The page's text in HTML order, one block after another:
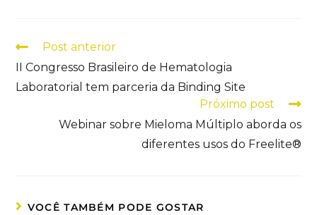
Post anterior
II Congresso Brasileiro de Hematologia
Laboratorial tem parceria da Binding Site
Próximo post
Webinar sobre Mieloma Múltiplo aborda os
diferentes usos do Freelite®
VOCÊ TAMBÉM PODE GOSTAR